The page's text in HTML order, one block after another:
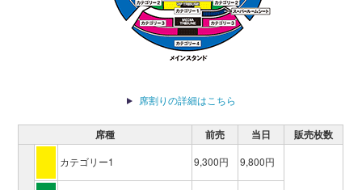
席割りの詳細はこちら
席種 前売 当日 販売枚数
カテゴリー1 9,300円 9,800円